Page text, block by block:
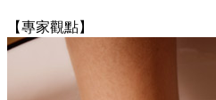
【專家觀點】